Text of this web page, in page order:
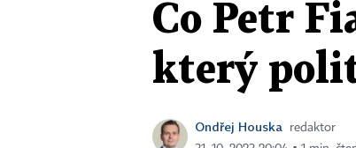
Co Petr
který
Ondřej Houska
redaktor